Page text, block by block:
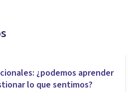
¿podemos aprender
lo que sentimos?